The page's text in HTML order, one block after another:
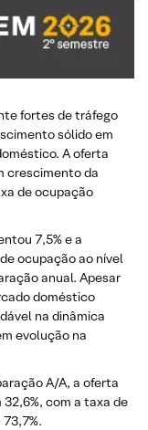
fortes de tráfego
sólido em
A oferta
crescimento da
de ocupação
7,5% e a
ocupação ao nível
anual. Apesar
doméstico
na dinâmica
evolução na
A/A, a oferta
com a taxa de